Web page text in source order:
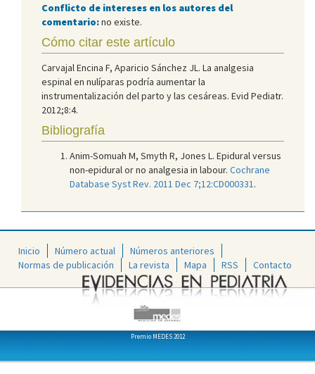
Conflicto de intereses en los autores del
comentario:no existe.
Cómo citar este artículo
Carvajal Encina F, Aparicio Sánchez JL. La analgesia
espinal en nulíparas podría aumentar la
instrumentalización del parto y las cesáreas. Evid Pediatr.
2012;8:4.
Bibliografía
Anim-Somuah M, Smyth R, Jones L. Epidural versus
non-epidural or no analgesia in labour. Cochrane
Database Syst Rev. 2011 Dec 7;12:CD000331 .
Inicio Número actual
Números anteriores
Normas de publicación
La revista Mapa RSS Contacto
Premio MEDES 2012